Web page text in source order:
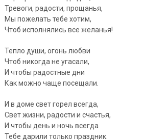
Тревоги, радости, прощанья,
Мы пожелать тебе хотим,
Чтоб исполнялись все желанья!
Тепло души, огонь любви
Чтоб никогда не угасали,
И чтобы радостные дни
Как можно чаще посещали.
И в доме свет горел всегда,
Свет жизни, радости и счастья,
И чтобы день и ночь всегда
Тебе дарили только праздник.